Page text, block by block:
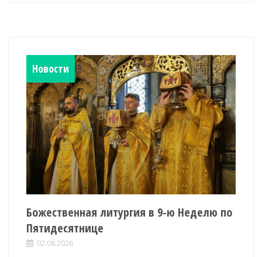
Новости
Божественная литургия в 9-ю Неделю по
Пятидесятнице
02.08.2026